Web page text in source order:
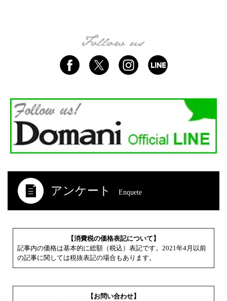
アンケート Enquete
【消費税の価格表記について】
記事内の価格は基本的に総額（税込）表記です。2021年4月以前
の記事に関しては税抜表記の場合もあります。
【お問い合わせ】